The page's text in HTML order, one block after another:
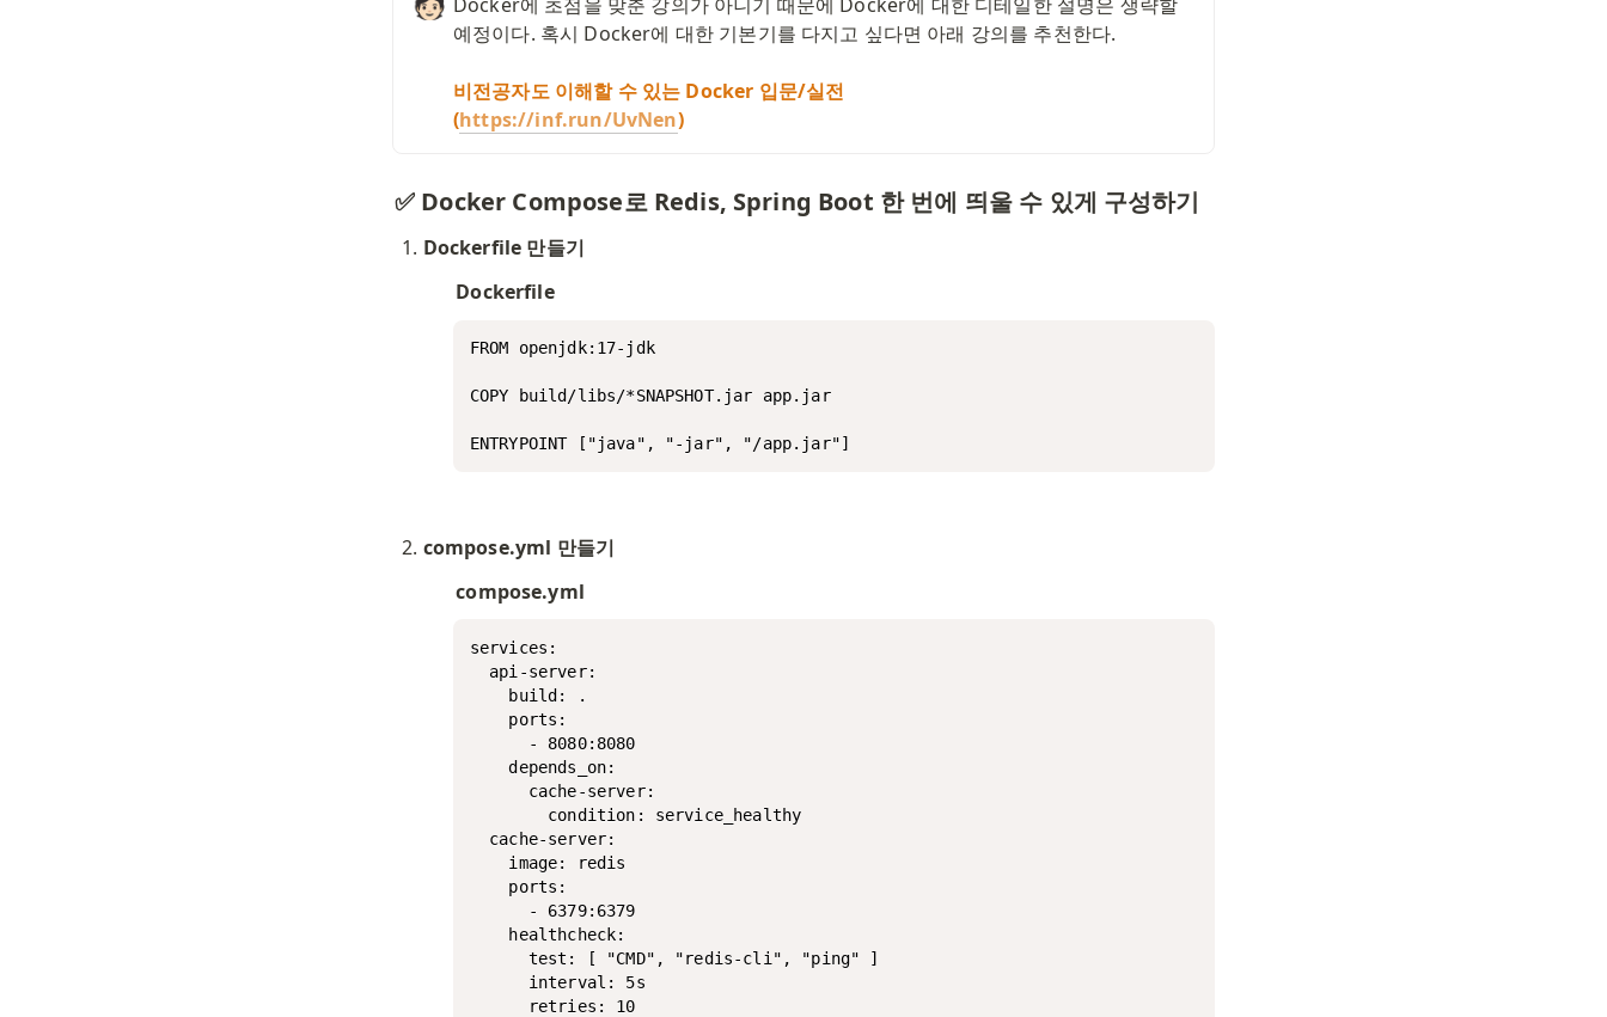
예정이다. 혹시 Docker에 대한 기본기를 다지고 싶다면 아래 강의를 추천한다.
비전공자도 이해할 수 있는 Docker 입문/실전
(https://inf.run/UvNen)
✅ Docker Compose로 Redis, Spring Boot 한 번에 띄울 수 있게 구성하기
Dockerfile 만들기
Dockerfile
FROM openjdk:17-jdk
COPY build/libs/*SNAPSHOT.jar app.jar
ENTRYPOINT ["java", "-jar", "/app.jar"]
compose.yml 만들기
compose.yml
services:
  api-server:
    build: .
    ports:
      - 8080:8080
    depends_on:
      cache-server:
        condition: service_healthy
  cache-server:
    image: redis
    ports:
      - 6379:6379
    healthcheck:
      test: [ "CMD", "redis-cli", "ping" ]
      interval: 5s
      retries: 10